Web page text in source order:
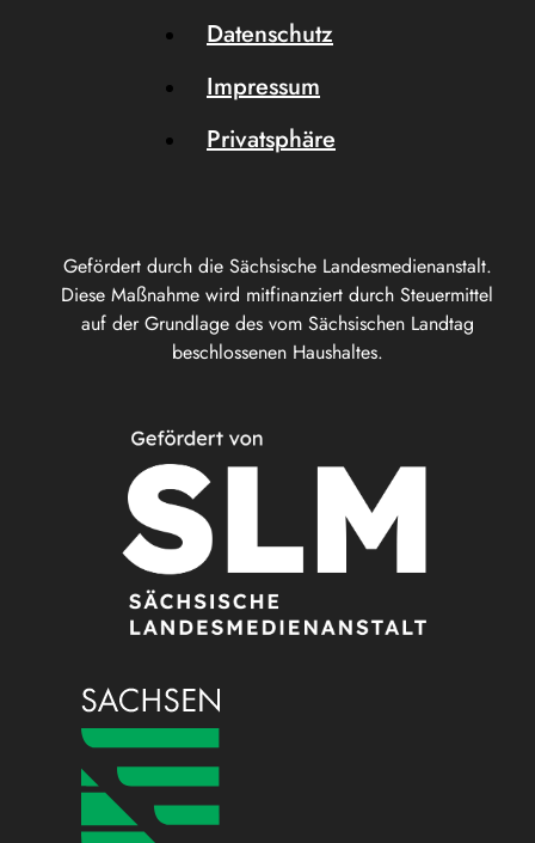
Gefördert durch die Sächsische Landesmedienanstalt.
Diese Maßnahme wird mitfinanziert durch Steuermittel
auf der Grundlage des vom Sächsischen Landtag
beschlossenen Haushaltes.
Datenschutz
Impressum
Privatsphäre